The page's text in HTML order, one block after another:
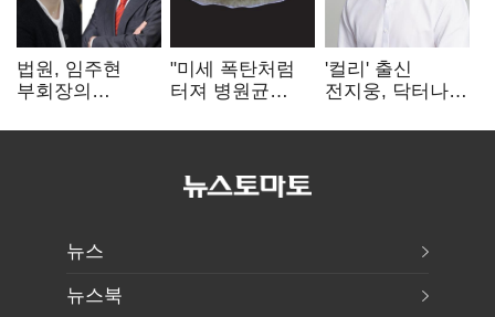
법원, 임주현
부회장의
주식 가압류 결정
"미세 폭탄처럼
터져 병원균
'컬리' 출신
전지웅, 닥터나우
뉴스
뉴스북